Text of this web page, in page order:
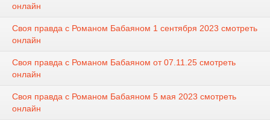
онлайн
Своя правда с Романом Бабаяном 1 сентября 2023 смотреть
онлайн
Своя правда с Романом Бабаяном от 07.11.25 смотреть
онлайн
Своя правда с Романом Бабаяном 5 мая 2023 смотреть
онлайн